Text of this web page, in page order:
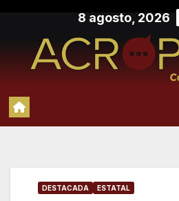
contenido
8 agosto, 2026
DESTACADA ESTATAL